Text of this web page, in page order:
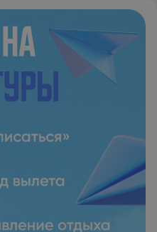
шкаф и собственная
из черного мрамора.
несколько ресторанов. В
блюда из морепродуктов и
Il Circo можно отведать
а в La Casita at the
кухни. La Piazzetta
поездок по территории
отдыха смогут
поле для гольфа Teeth
спорта и верховой
спа-центр, а по
программа. Среди
для яхт, возможность